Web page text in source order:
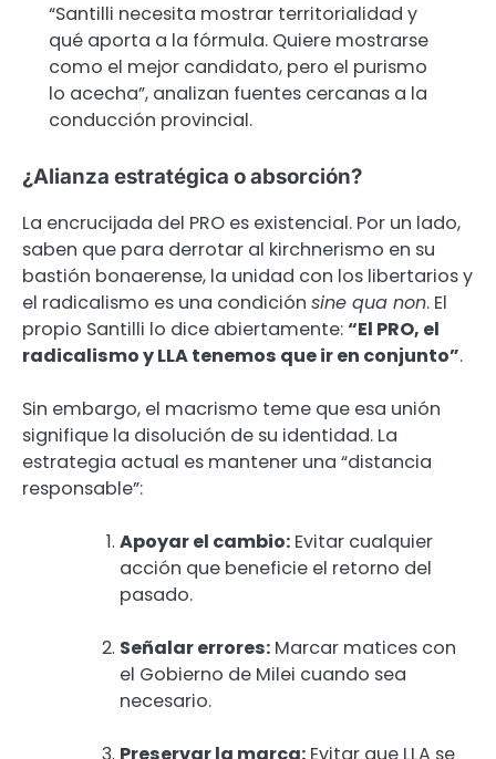
“Santilli necesita mostrar territorialidad y
qué aporta a la fórmula. Quiere mostrarse
como el mejor candidato, pero el purismo
lo acecha”, analizan fuentes cercanas a la
conducción provincial.
¿Alianza estratégica o absorción?
La encrucijada del PRO es existencial. Por un lado,
saben que para derrotar al kirchnerismo en su
bastión bonaerense, la unidad con los libertarios y
el radicalismo es una condición sine qua non. El
propio Santilli lo dice abiertamente:“El PRO, el
radicalismo y LLA tenemos que ir en conjunto”.
Sin embargo, el macrismo teme que esa unión
signifique la disolución de su identidad. La
estrategia actual es mantener una “distancia
responsable”:
Apoyar el cambio: Evitar cualquier
acción que beneficie el retorno del
pasado.
Señalar errores: Marcar matices con
el Gobierno de Milei cuando sea
necesario.